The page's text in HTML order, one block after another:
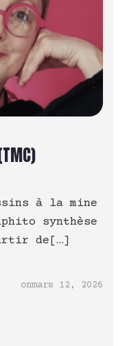
à la mine
synthèse
de[…]
onmars 12, 2026